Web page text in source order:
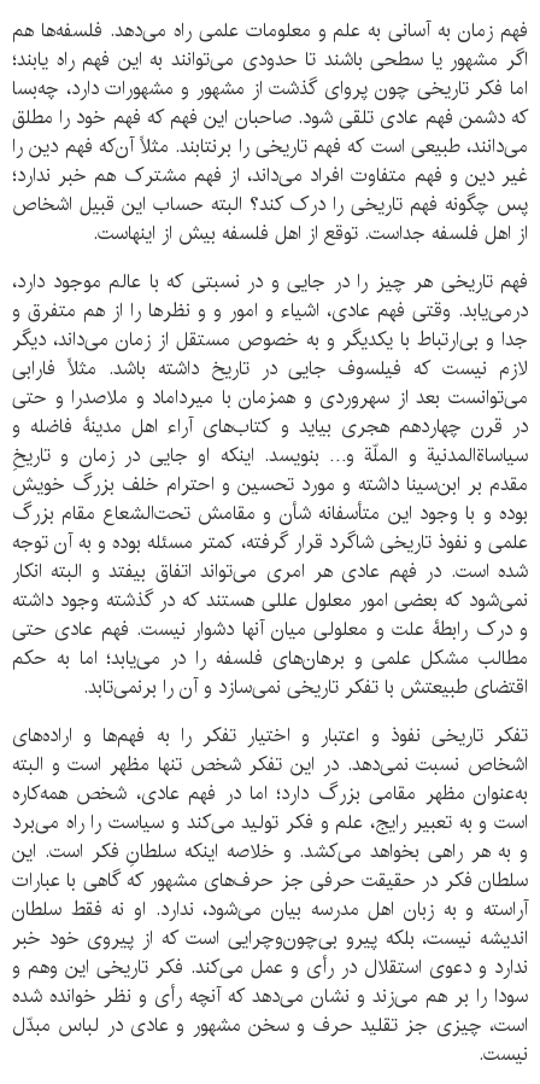
فهم زمان به آسانی به علم و معلومات علمی راه می‌دهد. فلسفه‌ها هم
اگر مشهور یا سطحی باشند تا حدودی می‌توانند به این فهم راه یابند؛
اما فکر تاریخی چون پروای گذشت از مشهور و مشهورات دارد، چه‌بسا
که دشمن فهم عادی تلقی شود. صاحبان این فهم که فهم خود را مطلق
می‌دانند، طبیعی است که فهم تاریخی را برنتابند. مثلاً آن‌که فهم دین را
غیر دین و فهم متفاوت افراد می‌داند، از فهم مشترک هم خبر ندارد؛
پس چگونه فهم تاریخی را درک کند؟ البته حساب این قبیل اشخاص
از اهل فلسفه جداست. توقع از اهل فلسفه بیش از اینهاست.
فهم تاریخی هر چیز را در جایی و در نسبتی که با عالم موجود دارد،
درمی‌یابد. وقتی فهم عادی، اشیاء و امور و و نظرها را از هم متفرق و
جدا و بی‌ارتباط با یکدیگر و به خصوص مستقل از زمان می‌داند، دیگر
لازم نیست که فیلسوف جایی در تاریخ داشته باشد. مثلاً فارابی
می‌توانست بعد از سهروردی و همزمان با میرداماد و ملاصدرا و حتی
در قرن چهاردهم هجری بیاید و کتاب‌های آراء اهل مدینۀ فاضله و
سیاساة‌المدنیة و الملّة و… بنویسد. اینکه او جایی در زمان و تاریخِ
مقدم بر ابن‌سینا داشته و مورد تحسین و احترام خلف بزرگ خویش
بوده و با وجود این متأسفانه شأن و مقامش تحت‌الشعاع مقام بزرگ
علمی و نفوذ تاریخی شاگرد قرار گرفته، کمتر مسئله بوده و به آن توجه
شده است. در فهم عادی هر امری می‌تواند اتفاق بیفتد و البته انکار
نمی‌شود که بعضی امور معلول عللی هستند که در گذشته وجود داشته
و درک رابطۀ علت و معلولی میان آنها دشوار نیست. فهم عادی حتی
مطالب مشکل علمی و برهان‌های فلسفه را در می‌یابد؛ اما به حکم
اقتضای طبیعتش با تفکر تاریخی نمی‌سازد و آن را برنمی‌تابد.
تفکر تاریخی نفوذ و اعتبار و اختیار تفکر را به فهم‌ها و اراده‌های
اشخاص نسبت نمی‌دهد. در این تفکر شخص تنها مظهر است و البته
به‌عنوان مظهر مقامی بزرگ دارد؛ اما در فهم عادی، شخص همه‌کاره
است و به تعبیر رایج، علم و فکر تولید می‌کند و سیاست را راه می‌برد
و به هر راهی بخواهد می‌کشد. و خلاصه اینکه سلطانِ فکر است. این
سلطان فکر در حقیقت حرفی جز حرف‌های مشهور که گاهی با عبارات
آراسته و به زبان اهل مدرسه بیان می‌شود، ندارد. او نه فقط سلطان
اندیشه نیست، بلکه پیرو بی‌چون‌وچرایی است که از پیروی خود خبر
ندارد و دعوی استقلال در رأی و عمل می‌کند. فکر تاریخی این وهم و
سودا را بر هم می‌زند و نشان می‌دهد که آنچه رأی و نظر خوانده شده
است، چیزی جز تقلید حرف و سخن مشهور و عادی در لباس مبدّل
نیست.